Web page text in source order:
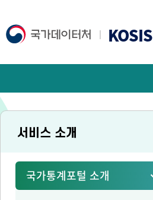
KOSIS
서비스 소개
국가통계포털 소개